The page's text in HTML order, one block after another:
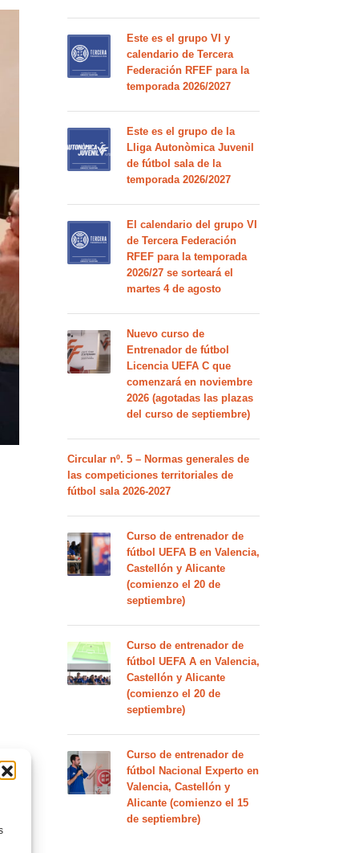
Este es el grupo VI y
calendario de Tercera
Federación RFEF para la
temporada 2026/2027
Este es el grupo de la
Lliga Autonòmica Juvenil
de fútbol sala de la
temporada 2026/2027
El calendario del grupo VI
de Tercera Federación
RFEF para la temporada
2026/27 se sorteará el
martes 4 de agosto
Nuevo curso de
Entrenador de fútbol
Licencia UEFA C que
comenzará en noviembre
2026 (agotadas las plazas
del curso de septiembre)
Circular nº. 5 – Normas generales de
las competiciones territoriales de
fútbol sala 2026-2027
Curso de entrenador de
fútbol UEFA B en Valencia,
Castellón y Alicante
(comienzo el 20 de
septiembre)
Curso de entrenador de
fútbol UEFA A en Valencia,
Castellón y Alicante
(comienzo el 20 de
septiembre)
Curso de entrenador de
fútbol Nacional Experto en
Valencia, Castellón y
Alicante (comienzo el 15
de septiembre)